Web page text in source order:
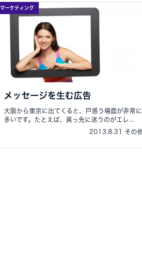
マーケティング
メッセージを生む広告
大阪から東京に出てくると、戸惑う場面が非常に
多いです。たとえば、真っ先に迷うのがエレ...
2013.8.31 その